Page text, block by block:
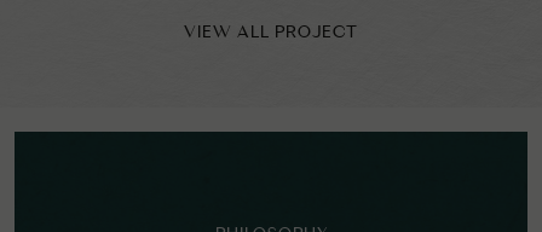
VIEW ALL PROJECT